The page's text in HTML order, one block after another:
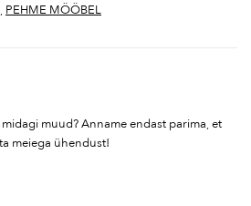
PEHME MÖÖBEL
muud? Anname endast parima, et
meiega ühendust!